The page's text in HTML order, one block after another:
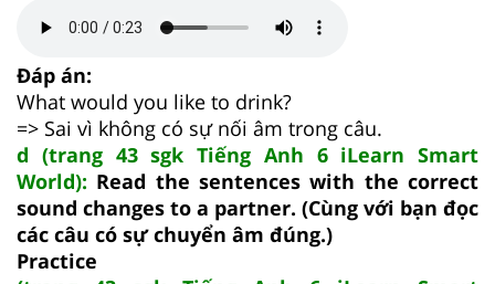
Đáp án:
What would you like to drink?
=> Sai vì không có sự nối âm trong câu.
d (trang 43 sgk Tiếng Anh 6 iLearn Smart
World): Read the sentences with the correct
sound changes to a partner. (Cùng với bạn đọc
các câu có sự chuyển âm đúng.)
Practice